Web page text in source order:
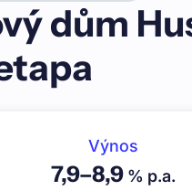
dům
Výnos
7,9–8,9% p.a.